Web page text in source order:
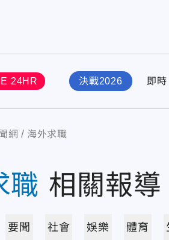
24HR 決戰2026 即時
網 海外求職
職 相關報導
要聞 社會 娛樂 體育